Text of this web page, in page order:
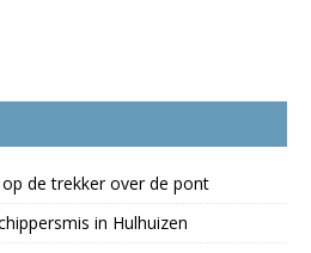
op de trekker over de pont
in Hulhuizen